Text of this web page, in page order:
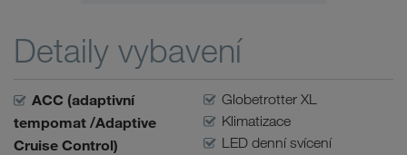
Detaily vybavení
ACC (adaptivní
tempomat /Adaptive
Cruise Control)
Globetrotter XL
Klimatizace
LED denní svícení